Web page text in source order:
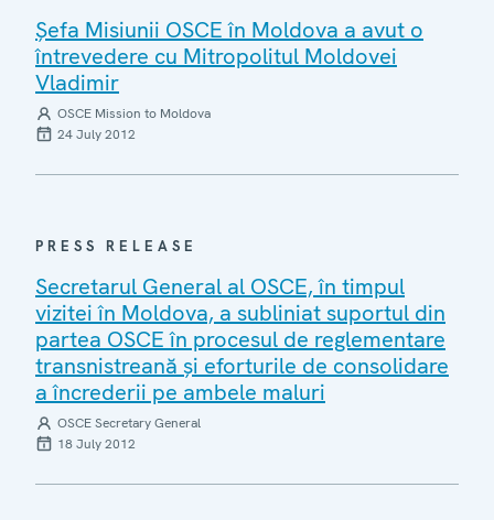
Şefa Misiunii OSCE în Moldova a avut o
întrevedere cu Mitropolitul Moldovei
Vladimir
OSCE Mission to Moldova
24 July 2012
PRESS RELEASE
Secretarul General al OSCE, în timpul
vizitei în Moldova, a subliniat suportul din
partea OSCE în procesul de reglementare
transnistreană şi eforturile de consolidare
a încrederii pe ambele maluri
OSCE Secretary General
18 July 2012